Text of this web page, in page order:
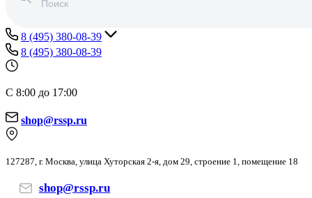
8 (495) 380-08-39
8 (495) 380-08-39
С 8:00 до 17:00
shop@rssp.ru
127287, г. Москва, улица Хуторская 2-я, дом 29, строение 1, помещение 18
shop@rssp.ru